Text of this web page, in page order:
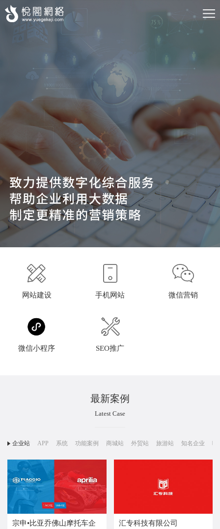
网站建设 手机网站 微信营销
微信小程序 SEO推广
最新案例
Latest Case
企业站 APP 系统 功能案例 商城站 外贸站 旅游站 知名企业 响
宗申•比亚乔佛山摩托车企
汇专科技有限公司